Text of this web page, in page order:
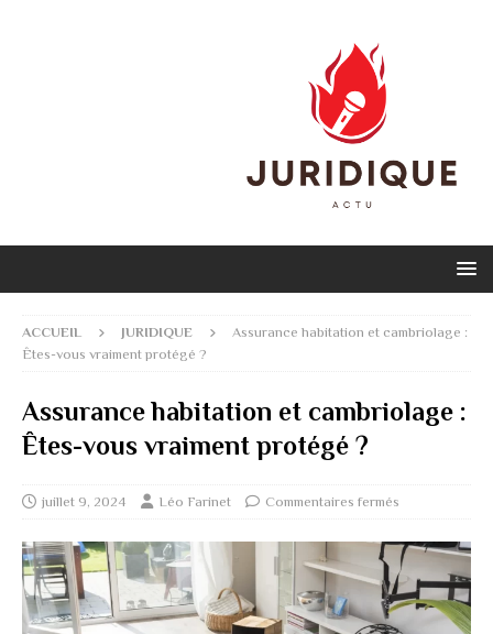
ACCUEIL JURIDIQUE
Assurance habitation et cambriolage :
Êtes-vous vraiment protégé ?
Assurance habitation et cambriolage :
Êtes-vous vraiment protégé ?
juillet 9, 2024 Léo Farinet Commentaires fermés